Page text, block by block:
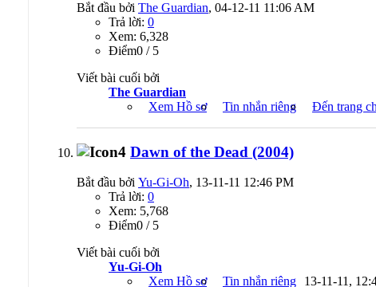
Bắt đầu bởi The Guardian, 04-12-11 11:06 AM
Trả lời: 0
Xem: 6,328
Ðiểm0 / 5
Viết bài cuối bởi
The Guardian
Xem Hồ sơ
Tin nhắn riêng Đến trang
Dawn of the Dead (2004)
Bắt đầu bởi Yu-Gi-Oh, 13-11-11 12:46 PM
Trả lời: 0
Xem: 5,768
Ðiểm0 / 5
Viết bài cuối bởi
Yu-Gi-Oh
Xem Hồ sơ
Tin nhắn riêng 13-11-11,